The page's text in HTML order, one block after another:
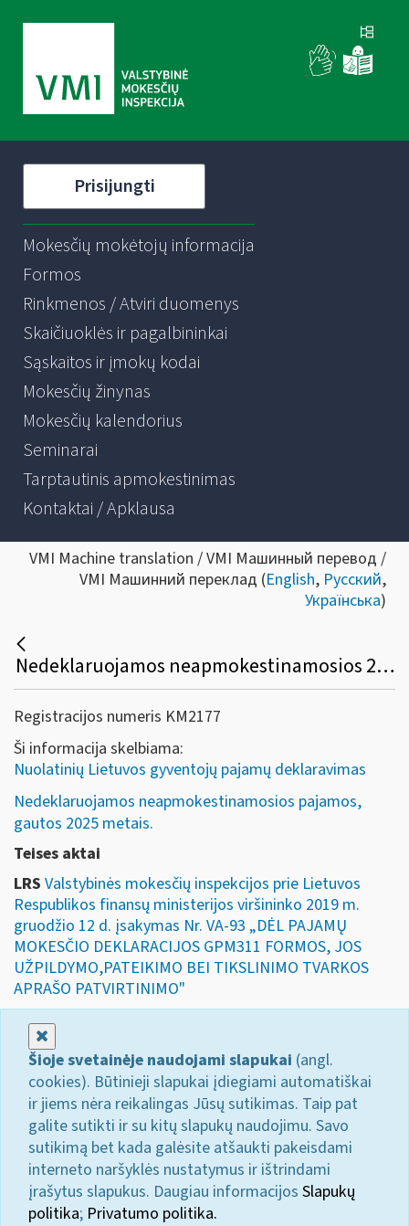
Prisijungti
Mokesčių mokėtojų informacija
Formos
Rinkmenos / Atviri duomenys
Skaičiuoklės ir pagalbininkai
Sąskaitos ir įmokų kodai
Mokesčių žinynas
Mokesčių kalendorius
Seminarai
Tarptautinis apmokestinimas
Kontaktai / Apklausa
VMI Machine translation / VMI Машинный перевод /
VMI Машинний переклад (English, Русский,
Українська)
Nedeklaruojamos neapmokestinamosios 2025 metų pajamos
Registracijos numeris KM2177
Ši informacija skelbiama:
Nuolatinių Lietuvos gyventojų pajamų deklaravimas
Nedeklaruojamos neapmokestinamosios pajamos,
gautos 2025 metais.
Teises aktai
LRS Valstybinės mokesčių inspekcijos prie Lietuvos
Respublikos finansų ministerijos viršininko 2019 m.
gruodžio 12 d. įsakymas Nr. VA-93 „DĖL PAJAMŲ
MOKESČIO DEKLARACIJOS GPM311 FORMOS, JOS
UŽPILDYMO,PATEIKIMO BEI TIKSLINIMO TVARKOS
APRAŠO PATVIRTINIMO"
Šioje svetainėje naudojami slapukai (angl.
cookies). Būtinieji slapukai įdiegiami automatiškai
ir jiems nėra reikalingas Jūsų sutikimas. Taip pat
galite sutikti ir su kitų slapukų naudojimu. Savo
sutikimą bet kada galėsite atšaukti pakeisdami
interneto naršyklės nustatymus ir ištrindami
įrašytus slapukus. Daugiau informacijos Slapukų
politika; Privatumo politika.